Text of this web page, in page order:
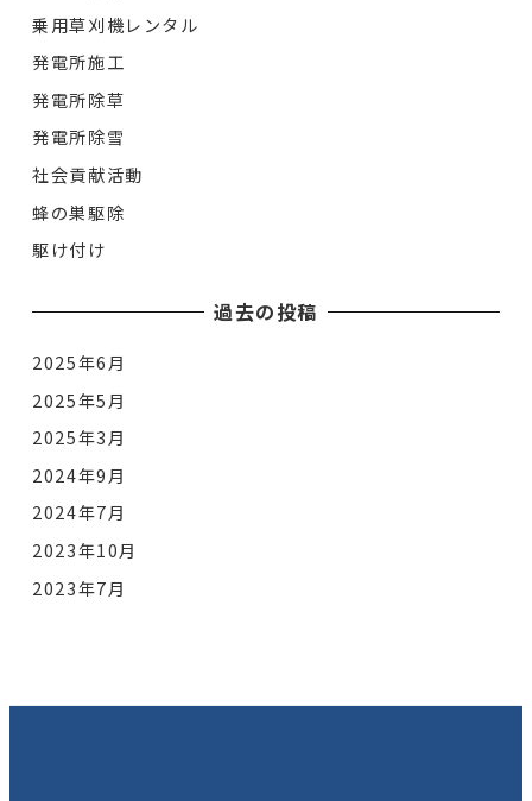
乗用草刈機レンタル
発電所施工
発電所除草
発電所除雪
社会貢献活動
蜂の巣駆除
駆け付け
過去の投稿
2025年6月
2025年5月
2025年3月
2024年9月
2024年7月
2023年10月
2023年7月